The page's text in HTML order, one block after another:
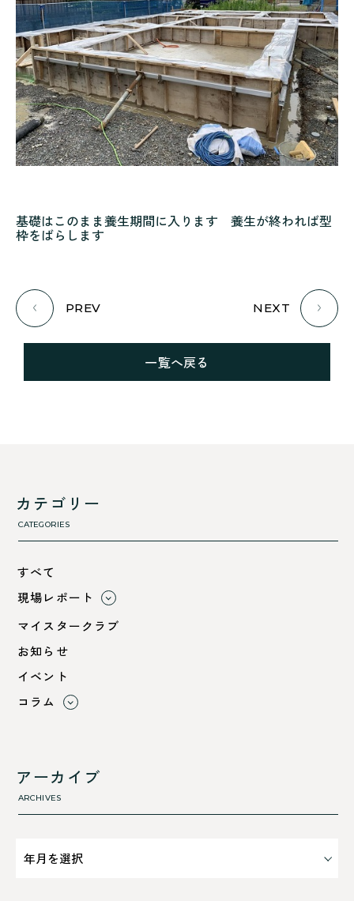
基礎はこのまま養生期間に入ります 養生が終われば型
枠をばらします
PREV NEXT
一覧へ戻る
カテゴリー
CATEGORIES
すべて
現場レポート
すべて
小浜市
舞鶴市-中
舞鶴市-東
マイスタークラブ
お知らせ
イベント
コラム
断熱性のこと
アーカイブ
ARCHIVES